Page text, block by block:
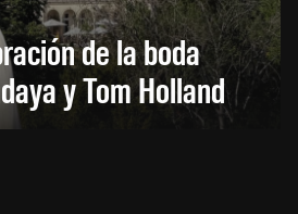
de la boda
y Tom Holland